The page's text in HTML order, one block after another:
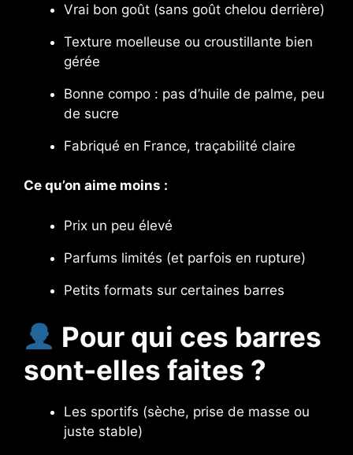
Vrai bon goût (sans goût chelou derrière)
Texture moelleuse ou croustillante bien
gérée
Bonne compo : pas d’huile de palme, peu
de sucre
Fabriqué en France, traçabilité claire
Ce qu’on aime moins :
Prix un peu élevé
Parfums limités (et parfois en rupture)
Petits formats sur certaines barres
Pour qui ces barres
sont-elles faites ?
Les sportifs (sèche, prise de masse ou
juste stable)